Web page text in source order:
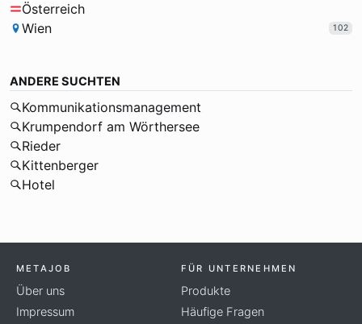
Österreich
Wien
102
ANDERE SUCHTEN
Kommunikationsmanagement
Krumpendorf am Wörthersee
Rieder
Kittenberger
Hotel
METAJOB
Über uns
Impressum
FÜR UNTERNEHMEN
Produkte
Häufige Fragen